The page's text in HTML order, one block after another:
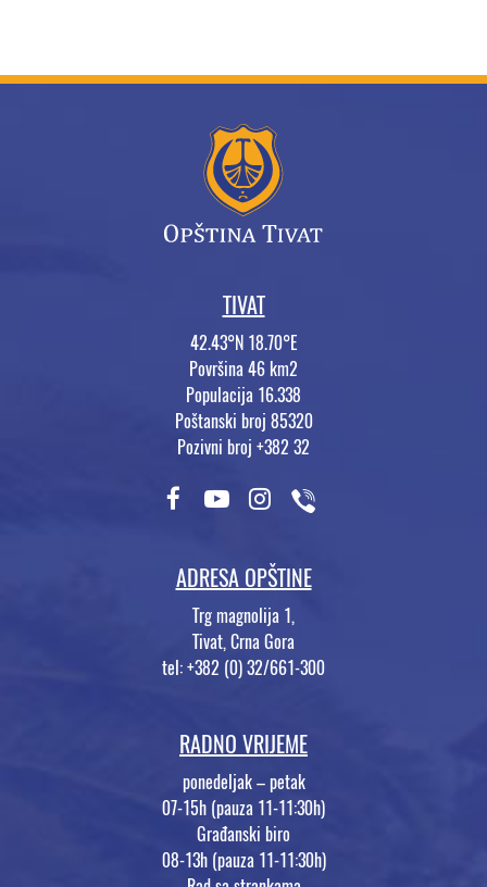
TIVAT
42.43°N 18.70°E
Površina 46 km2
Populacija 16.338
Poštanski broj 85320
Pozivni broj +382 32
ADRESA OPŠTINE
Trg magnolija 1,
Tivat, Crna Gora
tel: +382 (0) 32/661-300
RADNO VRIJEME
ponedeljak – petak
07-15h (pauza 11-11:30h)
Građanski biro
08-13h (pauza 11-11:30h)